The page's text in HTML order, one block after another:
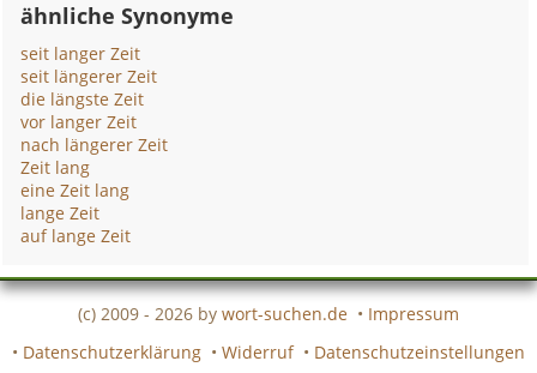
ähnliche Synonyme
seit langer Zeit
seit längerer Zeit
die längste Zeit
vor langer Zeit
nach längerer Zeit
Zeit lang
eine Zeit lang
lange Zeit
auf lange Zeit
(c) 2009 - 2026 by wort-suchen.de • Impressum
• Datenschutzerklärung • Widerruf • Datenschutzeinstellungen